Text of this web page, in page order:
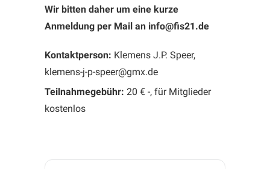
Wir bitten daher um eine kurze
Anmeldung per Mail an info@fis21.de
Kontaktperson: Klemens J.P. Speer,
klemens-j-p-speer@gmx.de
Teilnahmegebühr: 20 € -, für Mitglieder
kostenlos